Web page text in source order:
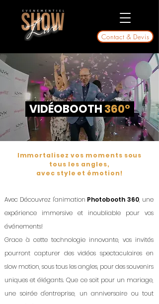
Contact & Devis
VIDÉOBOOTH360°
Immortalisez vos moments sous
tous les angles,
avec style et émotion!
Avec Découvrez l'animation Photobooth 360, une
expérience immersive et inoubliable pour vos
événements!
Grace à cette technologie innovante, vos invités
pourront capturer des vidéos spectaculaires en
slow motion, sous tous les angles, pour des souvenirs
uniques et élégants. Que ce soit pour un mariage,
une soirée d'entreprise, un anniversaire ou tout